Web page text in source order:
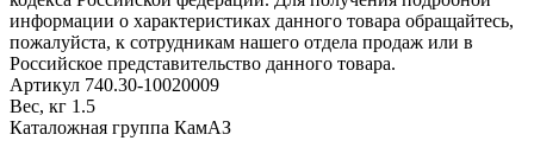
информации о характеристиках данного товара обращайтесь,
пожалуйста, к сотрудникам нашего отдела продаж или в
Российское представительство данного товара.
Артикул 740.30-10020009
Вес, кг 1.5
Каталожная группа КамАЗ